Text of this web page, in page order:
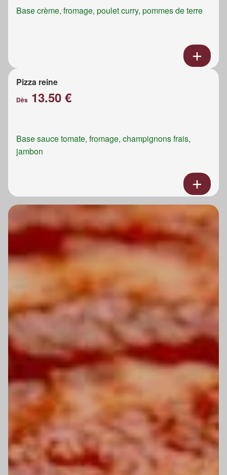
Base crème, fromage, poulet curry, pommes de terre
Pizza reine
Dès 13.50 €
Base sauce tomate, fromage, champignons frais,
jambon